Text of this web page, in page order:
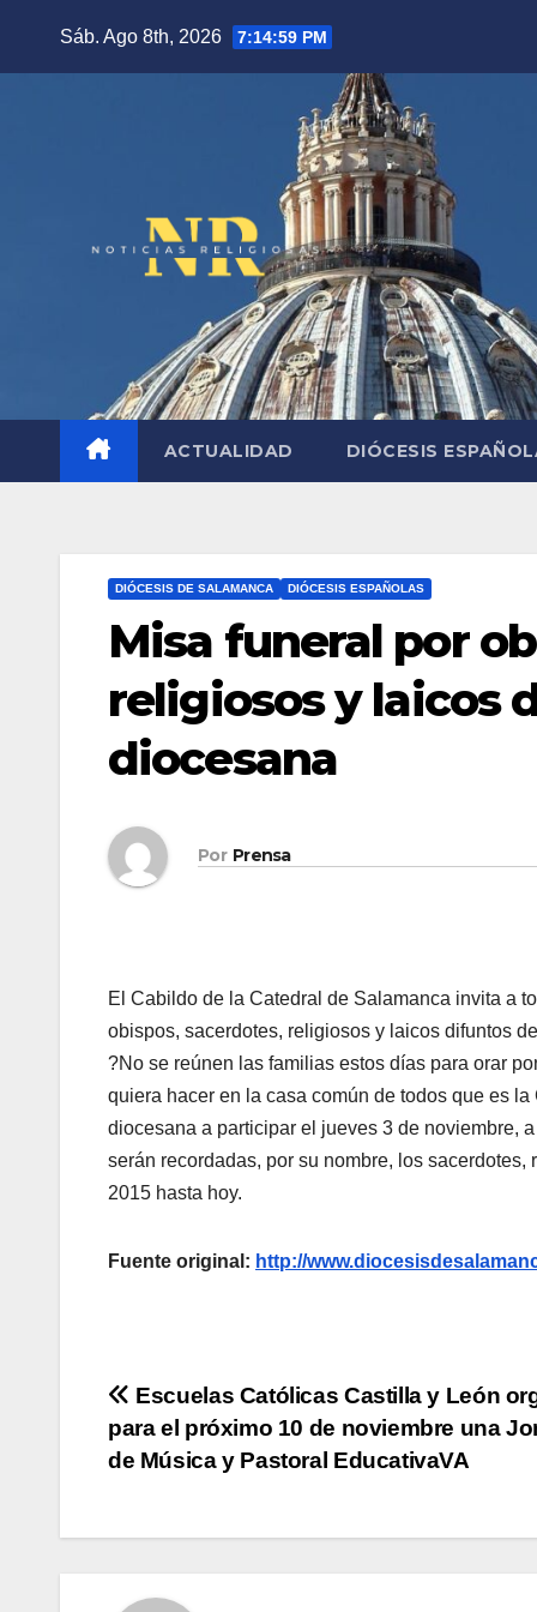
Sáb. Ago 8th, 2026 7:15:00 PM
ACTUALIDAD DIÓCESIS
DIÓCESIS DE SALAMANCA DIÓCESIS ESPAÑOLAS
Misa funeral por
religiosos y laicos
diocesana
Por Prensa
El Cabildo de la Catedral de Salamanca invita a
obispos, sacerdotes, religiosos y laicos difuntos
?No se reúnen las familias estos días para orar
quiera hacer en la casa común de todos que es
diocesana a participar el jueves 3 de noviembre,
serán recordadas, por su nombre, los
2015 hasta hoy.
Fuente original: http://
Navegación
de
Escuelas Católicas Castilla y León
para el próximo 10 de noviembre una
de Música y Pastoral EducativaVA